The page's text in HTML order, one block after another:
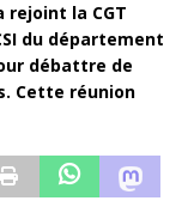
rejoint la CGT
du département
débattre de
Cette réunion